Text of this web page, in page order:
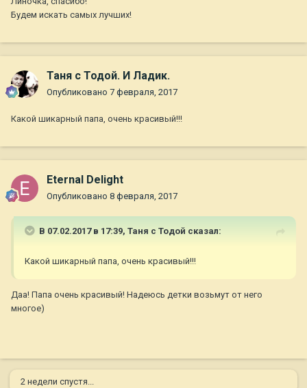
Будем искать самых лучших!
Таня с Тодой. И Ладик.
Опубликовано 7 февраля, 2017
Какой шикарный папа, очень красивый!!!
Eternal Delight
Опубликовано 8 февраля, 2017
В 07.02.2017 в 17:39, Таня с Тодой сказал:
Какой шикарный папа, очень красивый!!!
Даа! Папа очень красивый! Надеюсь детки возьмут от него
многое)
2 недели спустя...